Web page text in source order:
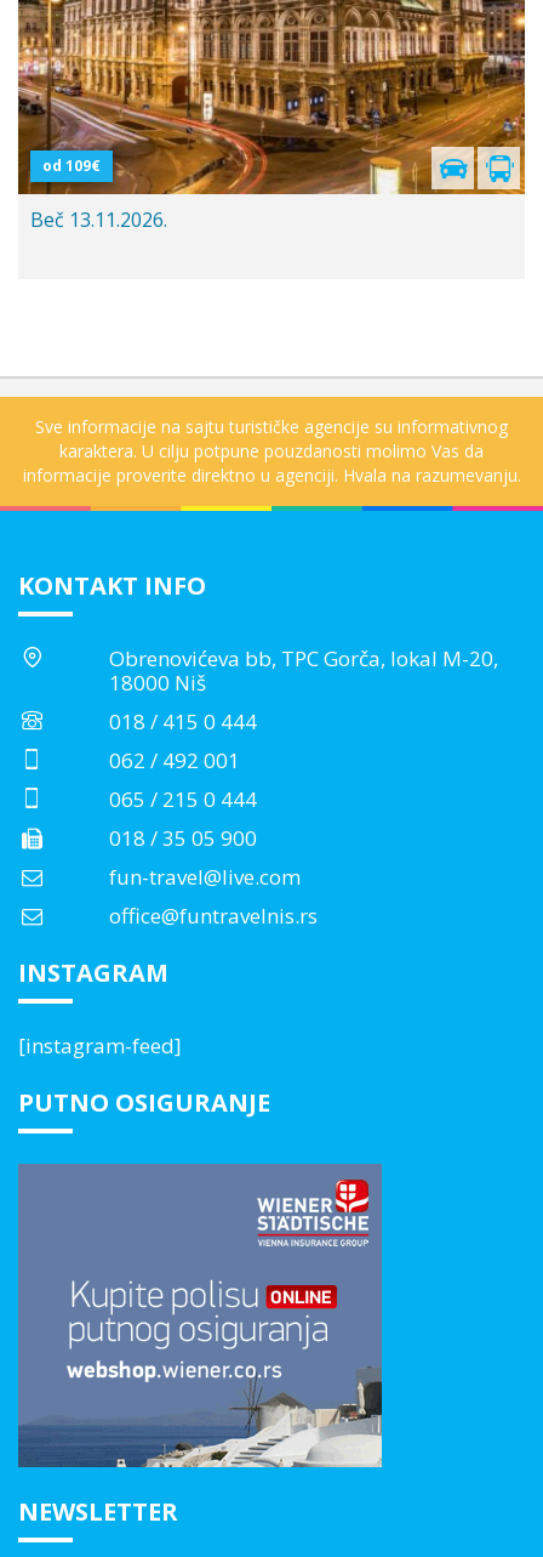
od 109€
Beč 13.11.2026.
Sve informacije na sajtu turističke agencije su informativnog
karaktera. U cilju potpune pouzdanosti molimo Vas da
informacije proverite direktno u agenciji. Hvala na razumevanju.
KONTAKT INFO
Obrenovićeva bb, TPC Gorča, lokal M-20,
18000 Niš
018 / 415 0 444
062 / 492 001
065 / 215 0 444
018 / 35 05 900
fun-travel@live.com
office@funtravelnis.rs
INSTAGRAM
[instagram-feed]
PUTNO OSIGURANJE
NEWSLETTER